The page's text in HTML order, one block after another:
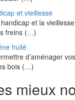
et vieillesse
et la
freins (…)
huilé
d’aménager
bois (…)
mieux